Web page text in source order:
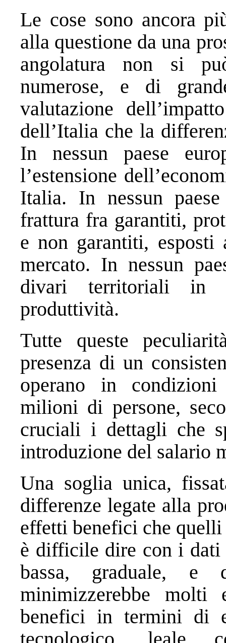
Le cose sono ancora
alla questione da una
angolatura non si
numerose, e di
valutazione
dell’Italia che la
In nessun paese
l’estensione
Italia. In nessun
frattura fra garantiti,
e non garantiti,
mercato. In nessun
divari territoriali in
produttività.
Tutte queste
presenza di un
operano in
milioni di persone,
cruciali i dettagli che
introduzione del salario
Una soglia unica,
differenze legate alla
effetti benefici che
è difficile dire con i dati
bassa, graduale, e
minimizzerebbe
benefici in termini di